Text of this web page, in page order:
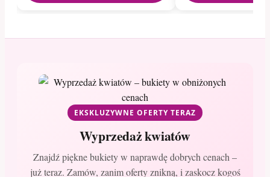
EKSKLUZYWNE OFERTY TERAZ
Wyprzedaż kwiatów
Znajdź piękne bukiety w naprawdę dobrych cenach –
już teraz. Zamów, zanim oferty znikną, i zaskocz kogoś